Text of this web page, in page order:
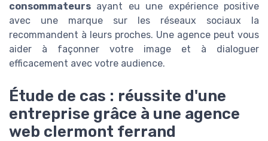
consommateurs ayant eu une expérience positive
avec une marque sur les réseaux sociaux la
recommandent à leurs proches. Une agence peut vous
aider à façonner votre image et à dialoguer
efficacement avec votre audience.
Étude de cas : réussite d'une
entreprise grâce à une agence
web clermont ferrand